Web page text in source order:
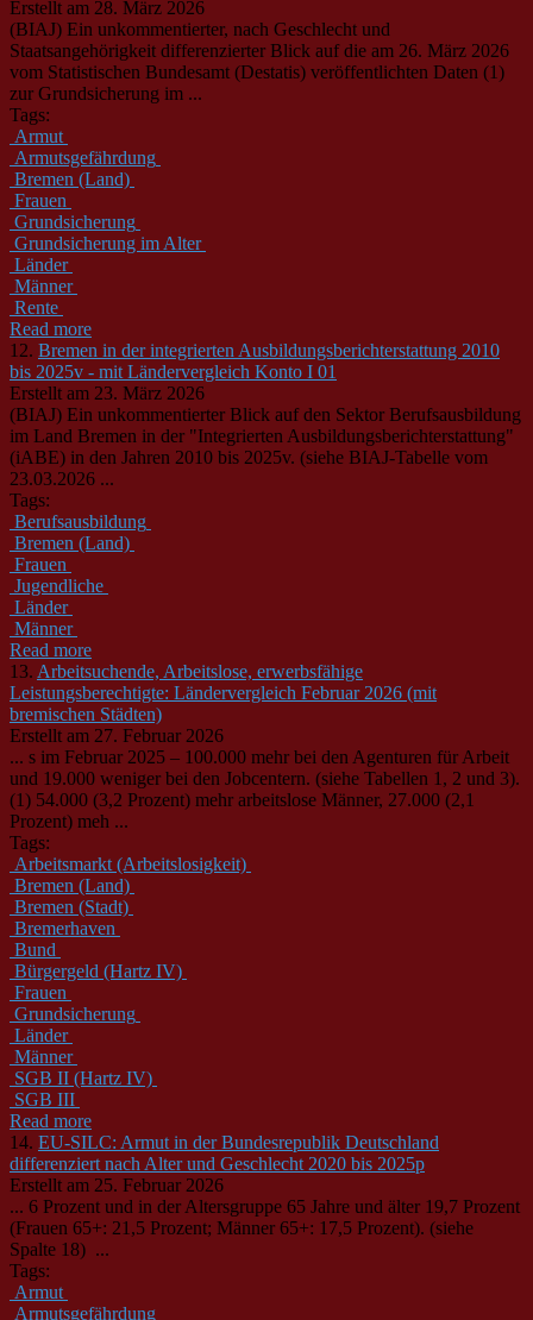
Erstellt am 28. März 2026
(BIAJ) Ein unkommentierter, nach Geschlecht und
Staatsangehörigkeit differenzierter Blick auf die am 26. März 2026
vom Statistischen Bundesamt (Destatis) veröffentlichten Daten (1)
zur Grundsicherung im ...
Tags:
Armut
Armutsgefährdung
Bremen (Land)
Frauen
Grundsicherung
Grundsicherung im Alter
Länder
Männer
Rente
Read more
12. Bremen in der integrierten Ausbildungsberichterstattung 2010
bis 2025v - mit Ländervergleich Konto I 01
Erstellt am 23. März 2026
(BIAJ) Ein unkommentierter Blick auf den Sektor Berufsausbildung
im Land Bremen in der "Integrierten Ausbildungsberichterstattung"
(iABE) in den Jahren 2010 bis 2025v. (siehe BIAJ-Tabelle vom
23.03.2026 ...
Tags:
Berufsausbildung
Bremen (Land)
Frauen
Jugendliche
Länder
Männer
Read more
13. Arbeitsuchende, Arbeitslose, erwerbsfähige
Leistungsberechtigte: Ländervergleich Februar 2026 (mit
bremischen Städten)
Erstellt am 27. Februar 2026
... s im Februar 2025 – 100.000 mehr bei den Agenturen für Arbeit
und 19.000 weniger bei den Jobcentern. (siehe Tabellen 1, 2 und 3).
(1) 54.000 (3,2 Prozent) mehr arbeitslose Männer, 27.000 (2,1
Prozent) meh ...
Tags:
Arbeitsmarkt (Arbeitslosigkeit)
Bremen (Land)
Bremen (Stadt)
Bremerhaven
Bund
Bürgergeld (Hartz IV)
Frauen
Grundsicherung
Länder
Männer
SGB II (Hartz IV)
SGB III
Read more
14. EU-SILC: Armut in der Bundesrepublik Deutschland
differenziert nach Alter und Geschlecht 2020 bis 2025p
Erstellt am 25. Februar 2026
... 6 Prozent und in der Altersgruppe 65 Jahre und älter 19,7 Prozent
(Frauen 65+: 21,5 Prozent; Männer 65+: 17,5 Prozent). (siehe
Spalte 18) ...
Tags:
Armut
Armutsgefährdung